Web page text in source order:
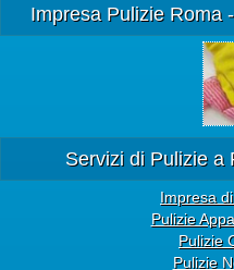
Impresa Pulizie Roma
Servizi di Pulizie a
Impresa
Pulizie
Pulizie
Pulizie